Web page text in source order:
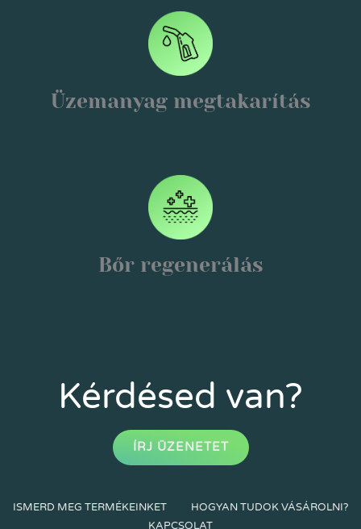
Üzemanyag megtakarítás
Bőr regenerálás
Kérdésed van?
ÍRJ ÜZENETET
ISMERD MEG TERMÉKEINKET
HOGYAN TUDOK VÁSÁROLNI?
KAPCSOLAT